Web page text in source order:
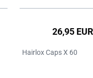
26,95 EUR
Hairlox Caps X 60